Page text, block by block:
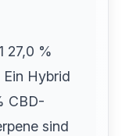
27,0 %
Hybrid
CBD-
sind